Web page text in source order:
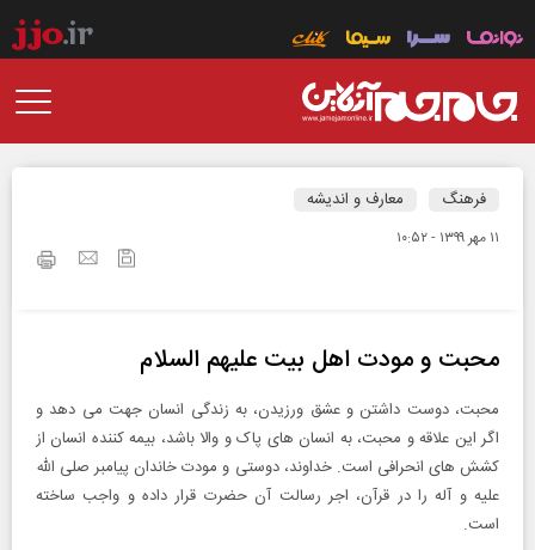
فرهنگ معارف و اندیشه
۱۱ مهر ۱۳۹۹ - ۱۰:۵۲
محبت و مودت اهل بیت علیهم السلام
محبت، دوست داشتن و عشق ورزیدن، به زندگی انسان جهت می دهد و
اگر این علاقه و محبت، به انسان های پاک و والا باشد، بیمه کننده انسان از
کشش های انحرافی است. خداوند، دوستی و مودت خاندان پیامبر صلی الله
علیه و آله را در قرآن، اجر رسالت آن حضرت قرار داده و واجب ساخته
است.